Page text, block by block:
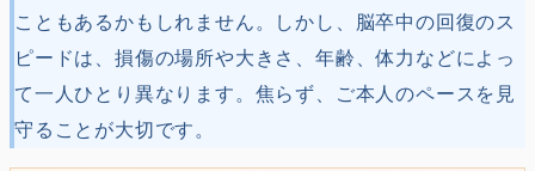
こともあるかもしれません。しかし、脳卒中の回復のス
ピードは、損傷の場所や大きさ、年齢、体力などによっ
て一人ひとり異なります。焦らず、ご本人のペースを見
守ることが大切です。